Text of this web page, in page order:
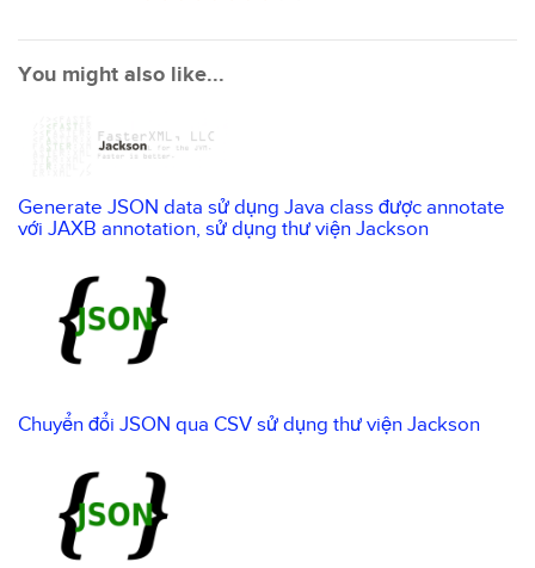
You might also like...
Generate JSON data sử dụng Java class được annotate
với JAXB annotation, sử dụng thư viện Jackson
Chuyển đổi JSON qua CSV sử dụng thư viện Jackson